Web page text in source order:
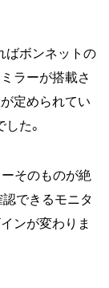
ばボンネットの
ラーが搭載さ
定められてい
た。
そのものが絶
できるモニタ
ンが変わりま